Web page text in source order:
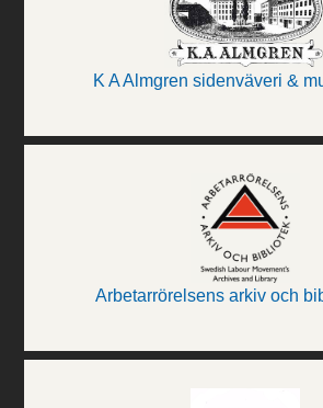
K A Almgren sidenväveri &
Arbetarrörelsens arkiv och